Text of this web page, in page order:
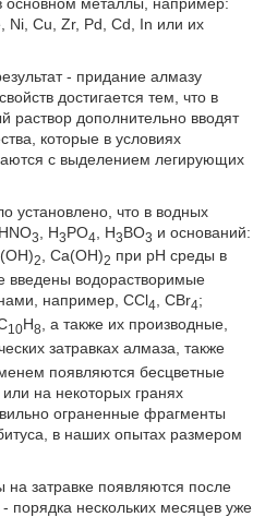
Ni, Cu, Zr, Pd, Cd, In или их
- придание алмазу
достигается тем, что в
раствор дополнительно вводят
которые в условиях
с выделением легирующих
установлено, что в водных
HNO3 , H3PO4 , H3BO3 и оснований:
2, Ca(OH)2 при рН среды в
введены водорастворимые
например, CCl4 , CBr4;
10Н8
, а также их производные,
затравках алмаза, также
появляются бесцветные
на некоторых гранях
ограненные фрагменты
в наших опытах размером
на затравке появляются после
порядка нескольких месяцев уже